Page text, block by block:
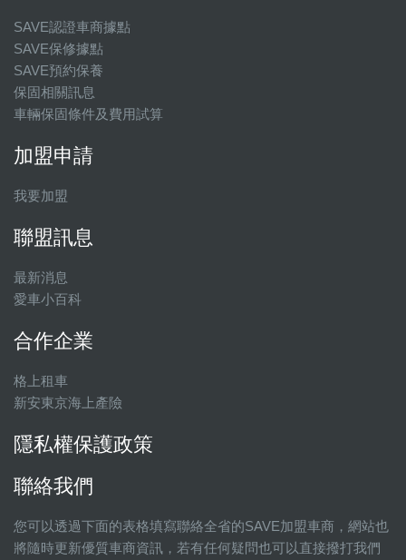
SAVE認證車商據點
SAVE保修據點
SAVE預約保養
保固相關訊息
車輛保固條件及費用試算
加盟申請
我要加盟
聯盟訊息
最新消息
愛車小百科
合作企業
格上租車
新安東京海上產險
隱私權保護政策
聯絡我們
您可以透過下面的表格填寫聯絡全省的SAVE加盟車商，網站也
將隨時更新優質車商資訊，若有任何疑問也可以直接撥打我們